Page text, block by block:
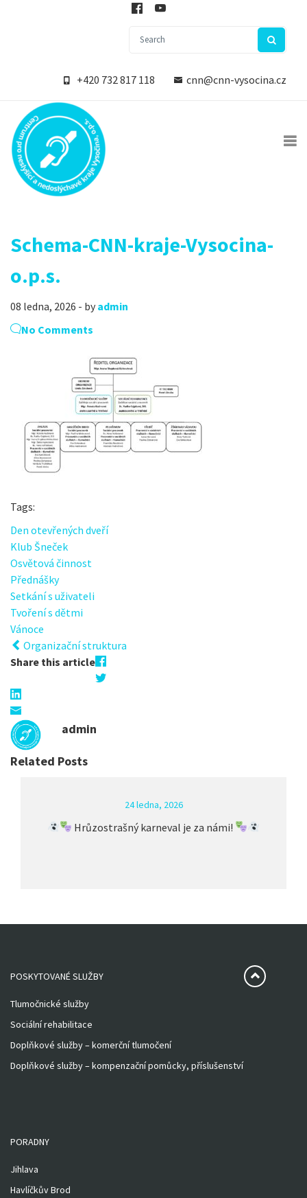
+420 732 817 118 cnn@cnn-vysocina.cz
Schema-CNN-kraje-Vysocina-
o.p.s.
08 ledna, 2026 - by admin
No Comments
Tags:
Den otevřených dveří
Klub Šneček
Osvětová činnost
Přednášky
Setkání s uživateli
Tvoření s dětmi
Vánoce
Organizační struktura
Share this article
admin
Related Posts
24 ledna, 2026
Hrůzostrašný karneval je za námi!
POSKYTOVANÉ SLUŽBY
Tlumočnické služby
Sociální rehabilitace
Doplňkové služby – komerční tlumočení
Doplňkové služby – kompenzační pomůcky, příslušenství
PORADNY
Jihlava
Havlíčkův Brod